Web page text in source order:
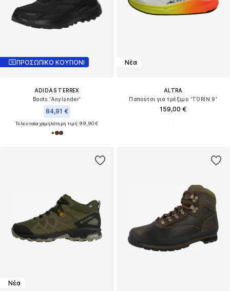
ΠΡΟΣΩΠΙΚΟ ΚΟΥΠΟΝΙ
ADIDAS TERREX
Boots 'Anylander'
84,91 €
Τελευταία χαμηλότερη τιμή:99,90 €
Νέα
ALTRA
Παπούτσι για τρέξιμο 'TORIN 9'
159,00 €
Νέα